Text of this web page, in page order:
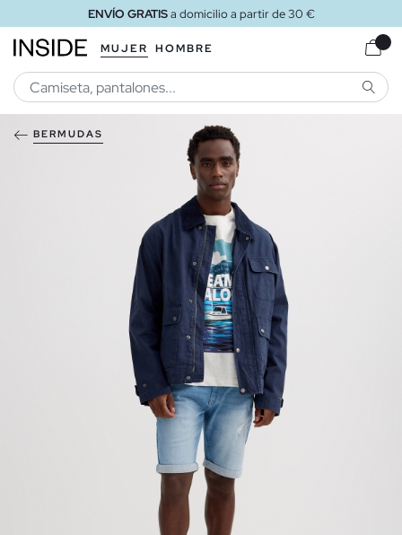
ENVÍO GRATISa domicilio a partir de 30 €
MUJER HOMBRE
BERMUDAS